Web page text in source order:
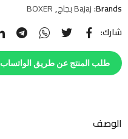
Brands: Bajaj بجاج ,
BOXER
شارك:
طلب المنتج عن طريق الواتساب
الوصف